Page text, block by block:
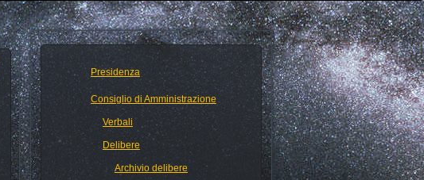
Presidenza
Consiglio di Amministrazione
Verbali
Delibere
Archivio delibere